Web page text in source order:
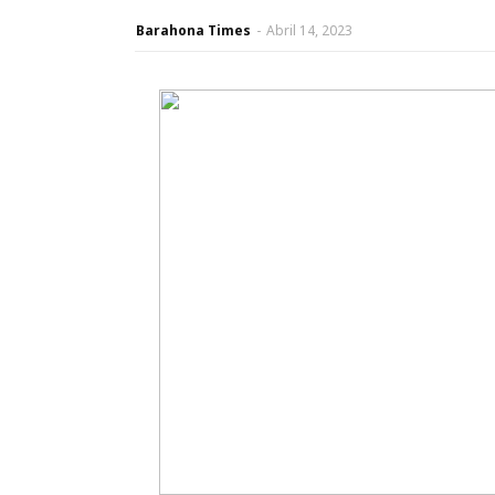
Barahona Times - Abril 14, 2023